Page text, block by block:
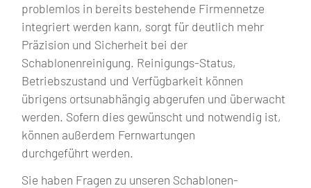
problemlos in bereits bestehende Firmennetze
integriert werden kann, sorgt für deutlich mehr
Präzision und Sicherheit bei der
Schablonenreinigung. Reinigungs-Status,
Betriebszustand und Verfügbarkeit können
übrigens ortsunabhängig abgerufen und überwacht
werden. Sofern dies gewünscht und notwendig ist,
können außerdem Fernwartungen
durchgeführt werden.
Sie haben Fragen zu unseren Schablonen-